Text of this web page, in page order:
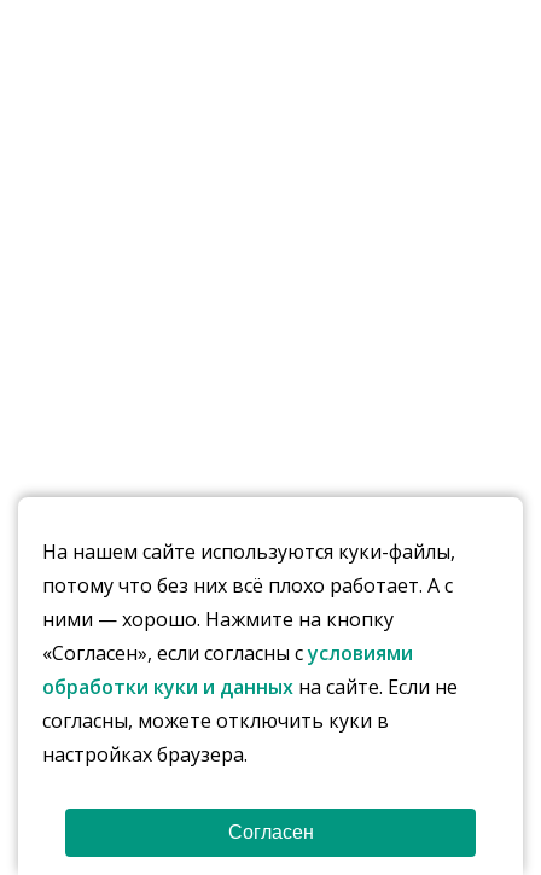
На нашем сайте используются куки-файлы,
потому что без них всё плохо работает. А с
ними — хорошо. Нажмите на кнопку
«Согласен», если согласны сусловиями
обработки куки и данных на сайте. Если не
согласны, можете отключить куки в
настройках браузера.
Согласен